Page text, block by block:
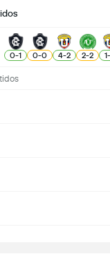
0-1 0-0 4-2 2-2 1